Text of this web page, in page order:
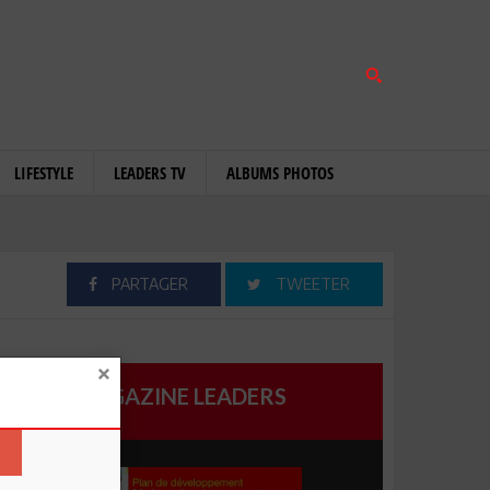
LIFESTYLE LEADERS TV ALBUMS PHOTOS
PARTAGER TWEETER
MAGAZINE LEADERS